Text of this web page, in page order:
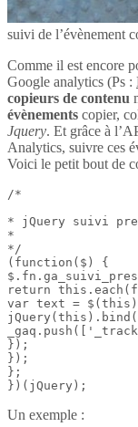
suivi de l’évènement
Comme il est encore
Google analytics (Ps :
copieurs de contenu
évènements copier,
Jquery. Et grâce à
Analytics, suivre ces
Voici le petit bout de
/*
* jQuery suivi
*
*/
(function($) {
return
var text =
});
});
};
})(jQuery);
Un exemple :